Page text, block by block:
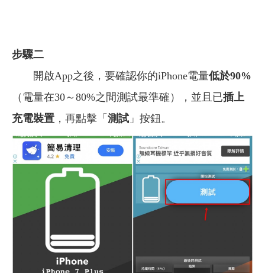
步驟二
開啟App之後，要確認你的iPhone電量低於90%
（電量在30～80%之間測試最準確），並且已插上
充電裝置 ，再點擊「 測試 」按鈕。